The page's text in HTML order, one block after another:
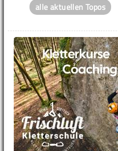
alle aktuellen Topos